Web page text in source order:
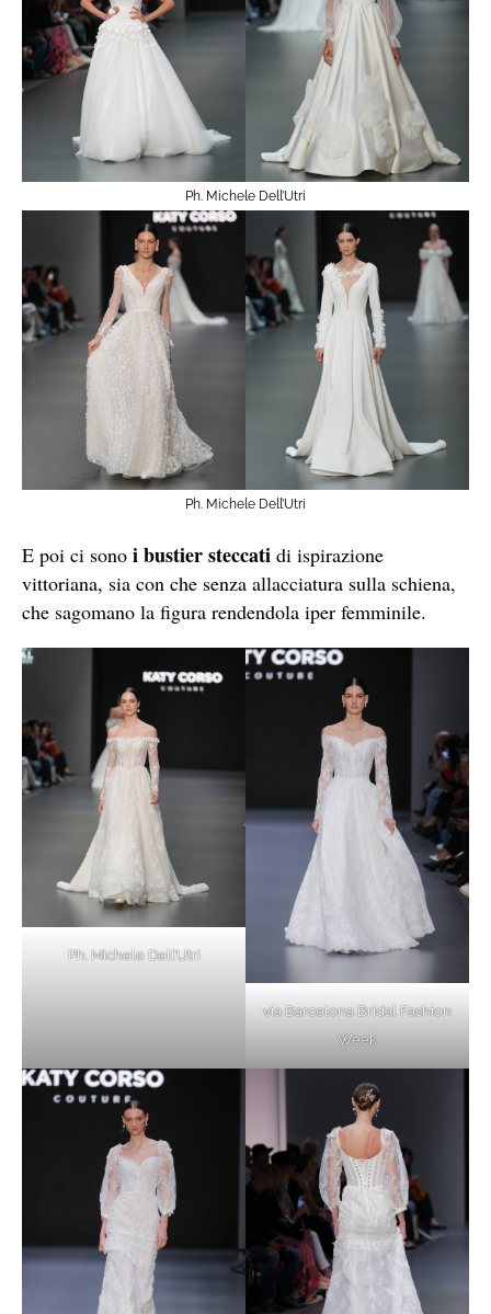
Ph. Michele Dell’Utri
Ph. Michele Dell’Utri
E poi ci sono i bustier steccati di ispirazione
vittoriana, sia con che senza allacciatura sulla schiena,
che sagomano la figura rendendola iper femminile.
Ph. Michele Dell’Utri
via Barcelona Bridal Fashion
Week